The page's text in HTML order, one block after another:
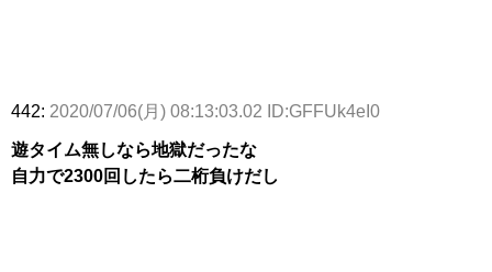
442: 2020/07/06(月) 08:13:03.02 ID:GFFUk4eI0
遊タイム無しなら地獄だったな
自力で2300回したら二桁負けだし